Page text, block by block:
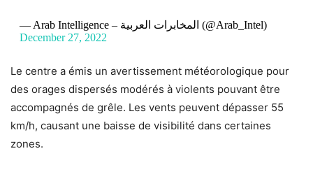
— Arab Intelligence – المخابرات العربية (@Arab_Intel)
December 27, 2022
Le centre a émis un avertissement météorologique pour
des orages dispersés modérés à violents pouvant être
accompagnés de grêle. Les vents peuvent dépasser 55
km/h, causant une baisse de visibilité dans certaines
zones.